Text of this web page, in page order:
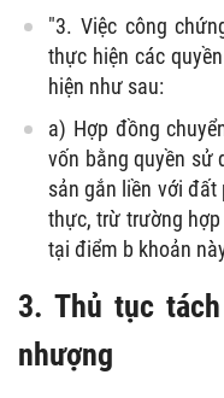
"3. Việc công
thực hiện các
hiện như sau:
a) Hợp đồng
vốn bằng quyền sử
sản gắn liền với
thực, trừ trường
tại điểm b khoản
3. Thủ tục
nhượng